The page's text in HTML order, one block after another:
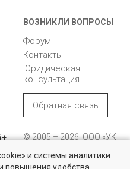
ВОЗНИКЛИ ВОПРОСЫ
Форум
Контакты
Юридическая
консультация
Обратная связь
© 2005 – 2026, ООО «УК
196105, Санкт-
и системы аналитики